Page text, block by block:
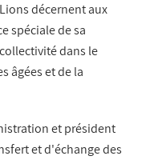
décernent aux
spéciale de sa
dans le
âgées et de la
et président
et d'échange des